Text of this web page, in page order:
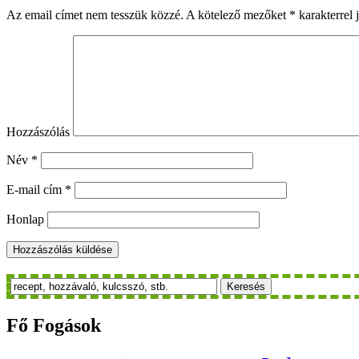
Az email címet nem tesszük közzé. A kötelező mezőket * karakterrel
Hozzászólás
Név *
E-mail cím *
Honlap
Keresés
Fő Fogások